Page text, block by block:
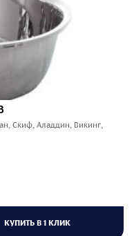
Скиф, Аладдин, Викинг,
КУПИТЬ В 1 КЛИК